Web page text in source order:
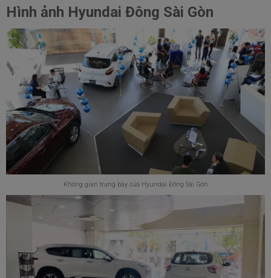
Hình ảnh Hyundai Đông Sài Gòn
Không gian trưng bày của Hyundai Đông Sài Gòn